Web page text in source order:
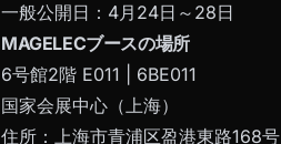
一般公開日：4月24日～28日
MAGELECブースの場所
6号館2階 E011 | 6BE011
国家会展中心（上海）
住所：上海市青浦区盈港東路168号